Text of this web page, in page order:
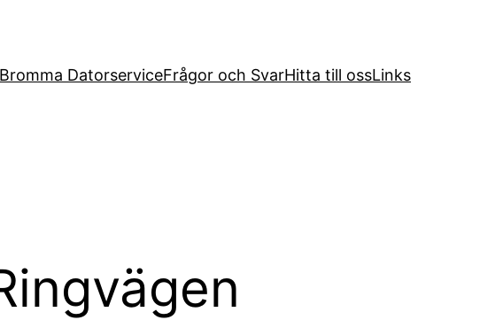
Bromma DatorserviceFrågor och SvarHitta till ossLinks